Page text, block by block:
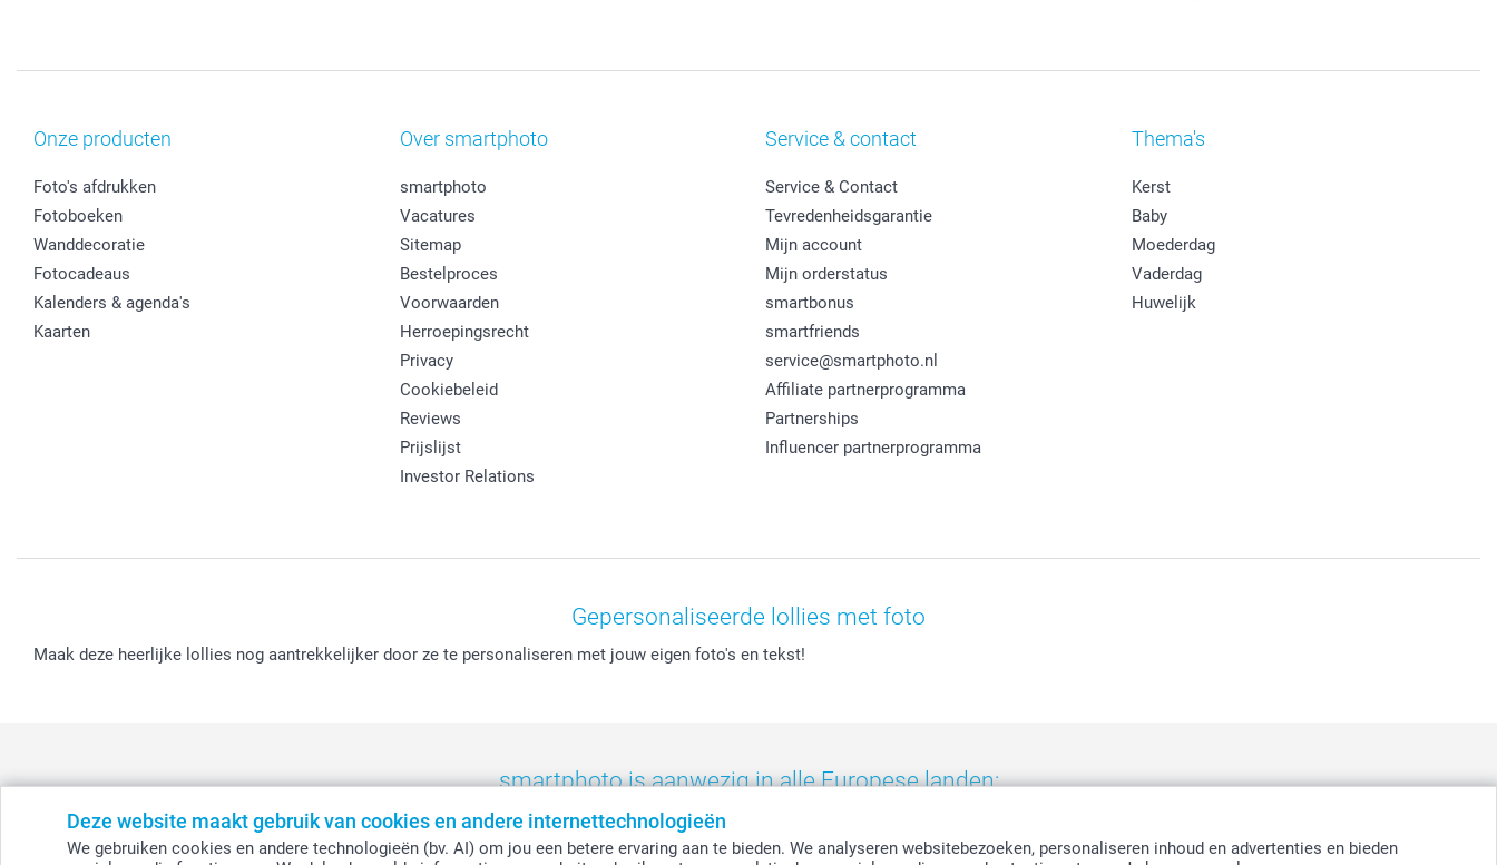
Deze website maakt gebruik van cookies en andere internettechnologieën
We gebruiken cookies en andere technologieën (bv. AI) om jou een betere ervaring aan te bieden. We analyseren websitebezoeken, personaliseren inhoud en advertenties en bieden
Onze producten
Foto's afdrukken
Fotoboeken
Wanddecoratie
Fotocadeaus
Kalenders & agenda's
Kaarten
Over smartphoto
smartphoto
Vacatures
Sitemap
Bestelproces
Voorwaarden
Herroepingsrecht
Privacy
Cookiebeleid
Reviews
Prijslijst
Investor Relations
Service & contact
Service & Contact
Tevredenheidsgarantie
Mijn account
Mijn orderstatus
smartbonus
smartfriends
service@smartphoto.nl
Affiliate partnerprogramma
Partnerships
Influencer partnerprogramma
Thema's
Kerst
Baby
Moederdag
Vaderdag
Huwelijk
Gepersonaliseerde lollies met foto
Maak deze heerlijke lollies nog aantrekkelijker door ze te personaliseren met jouw eigen foto's en tekst!
smartphoto is aanwezig in alle Europese landen:
België - Belgique - Danmark - Deutschland - France - Ireland - Nederland - Norge - Österreich